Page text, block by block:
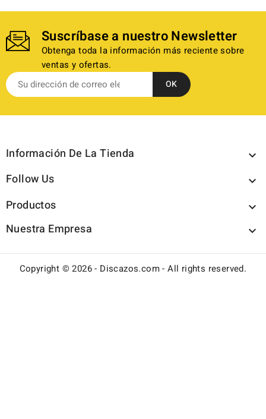
Suscríbase a nuestro Newsletter
Obtenga toda la información más reciente sobre
ventas y ofertas.
Información De La Tienda 
Follow Us 
Productos 
Nuestra Empresa 
Copyright © 2026 - Discazos.com - All rights reserved.